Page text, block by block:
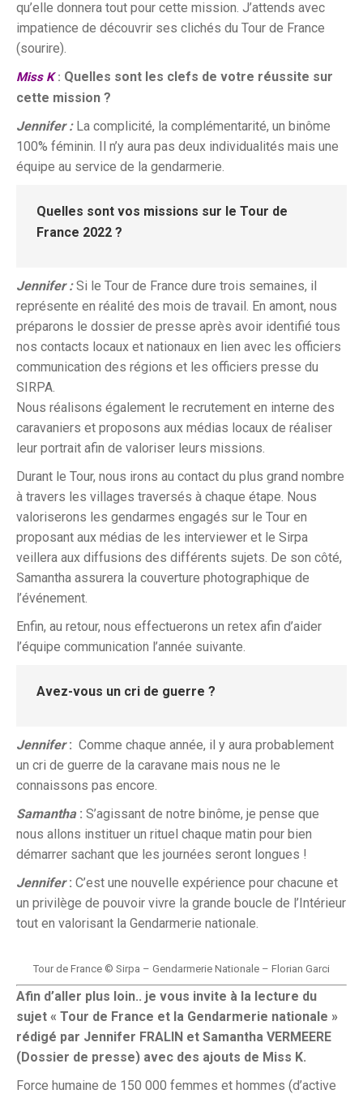
qu’elle donnera tout pour cette mission. J’attends avec
impatience de découvrir ses clichés du Tour de France
(sourire).
Miss K: Quelles sont les clefs de votre réussite sur
cette mission ?
Jennifer : La complicité, la complémentarité, un binôme
100% féminin. Il n’y aura pas deux individualités mais une
équipe au service de la gendarmerie.
Quelles sont vos missions sur le Tour de
France 2022 ?
Jennifer :Si le Tour de France dure trois semaines, il
représente en réalité des mois de travail. En amont, nous
préparons le dossier de presse après avoir identifié tous
nos contacts locaux et nationaux en lien avec les officiers
communication des régions et les officiers presse du
SIRPA.
Nous réalisons également le recrutement en interne des
caravaniers et proposons aux médias locaux de réaliser
leur portrait afin de valoriser leurs missions.
Durant le Tour, nous irons au contact du plus grand nombre
à travers les villages traversés à chaque étape. Nous
valoriserons les gendarmes engagés sur le Tour en
proposant aux médias de les interviewer et le Sirpa
veillera aux diffusions des différents sujets. De son côté,
Samantha assurera la couverture photographique de
l’événement.
Enfin, au retour, nous effectuerons un retex afin d’aider
l’équipe communication l’année suivante.
Avez-vous un cri de guerre ?
Jennifer: Comme chaque année, il y aura probablement
un cri de guerre de la caravane mais nous ne le
connaissons pas encore.
Samantha : S’agissant de notre binôme, je pense que
nous allons instituer un rituel chaque matin pour bien
démarrer sachant que les journées seront longues !
Jennifer: C’est une nouvelle expérience pour chacune et
un privilège de pouvoir vivre la grande boucle de l’Intérieur
tout en valorisant la Gendarmerie nationale.
Tour de France © Sirpa – Gendarmerie Nationale – Florian Garci
Afin d’aller plus loin.. je vous invite à la lecture du
sujet « Tour de France et la Gendarmerie nationale »
rédigé par Jennifer FRALIN et Samantha VERMEERE
(Dossier de presse) avec des ajouts de Miss K.
Force humaine de 150 000 femmes et hommes (d’active